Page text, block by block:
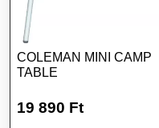
COLEMAN MINI CAMP
TABLE
19 890 Ft